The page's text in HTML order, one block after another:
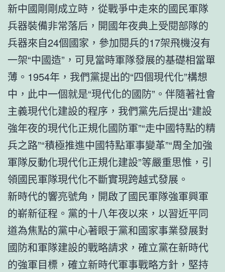
新中國剛剛成立時，從戰爭中走來的國民軍隊
兵器裝備非常落后，開國年夜典上受閱部隊的
兵器來自24個國家，參加閱兵的17架飛機沒有
一架“中國造”，可見當時軍隊發展的基礎相當單
薄。1954年，我們黨提出的“四個現代化”構想
中，此中一個就是“現代化的國防”。伴隨著社會
主義現代化建設的程序，我們黨先后提出“建設
強年夜的現代化正規化國防軍”“走中國特點的精
兵之路”“積極推進中國特點軍事變革”“周全加強
軍隊反動化現代化正規化建設”等嚴重思惟，引
領國民軍隊現代化不斷實現跨越式發展。
新時代的響亮號角，開啟了國民軍隊強軍興軍
的嶄新征程。黨的十八年夜以來，以習近平同
道為焦點的黨中心著眼于黨和國家事業發展對
國防和軍隊建設的戰略請求，確立黨在新時代
的強軍目標，確立新時代軍事戰略方針，堅持